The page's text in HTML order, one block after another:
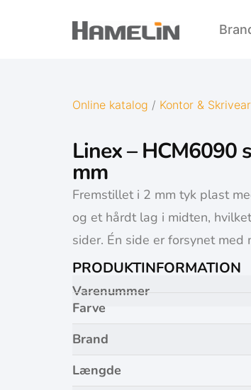
Online katalog / Kontor &
Linex – HCM6090
mm
Fremstillet i 2 mm tyk plast
og et hårdt lag i midten,
sider. Én side er forsynet med
PRODUKTINFORMATION
Varenummer
Farve
Brand
Længde